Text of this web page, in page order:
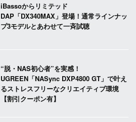
iBassoからリミテッド
DAP「DX340MAX」登場！通常ラインナッ
プ3モデルとあわせて一斉試聴
“脱・NAS初心者”を実感！
UGREEN「NASync DXP4800 GT」で叶え
るストレスフリーなクリエイティブ環境
【割引クーポン有】